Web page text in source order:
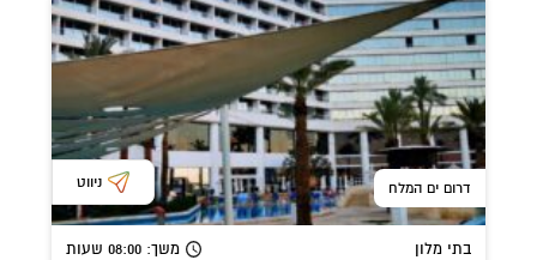
דרום ים המלח ניווט
בתי מלון משך: 08:00 שעות